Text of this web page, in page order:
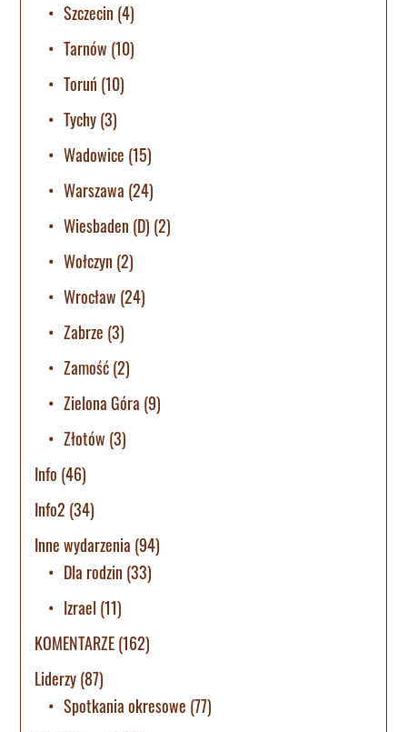
Szczecin (4)
Tarnów (10)
Toruń (10)
Tychy(3)
Wadowice (15)
Warszawa (24)
Wiesbaden (D) (2)
Wołczyn (2)
Wrocław (24)
Zabrze (3)
Zamość(2)
Zielona Góra (9)
Złotów (3)
Info (46)
Info2 (34)
Inne wydarzenia (94)
Dla rodzin (33)
Izrael (11)
KOMENTARZE(162)
Liderzy(87)
Spotkania okresowe (77)